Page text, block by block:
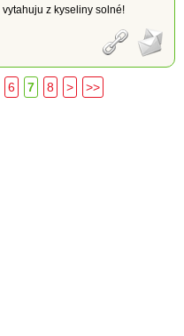
z kyseliny solné!
6 7 8 > >>